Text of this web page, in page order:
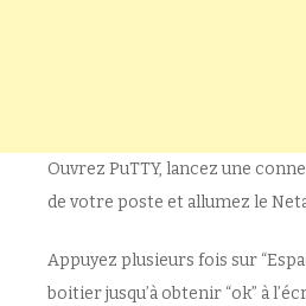
Ouvrez PuTTY, lancez une
de votre poste et allumez le
Appuyez plusieurs fois sur
boitier jusqu’à obtenir “ok” à